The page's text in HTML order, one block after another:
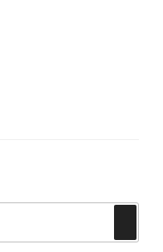
索